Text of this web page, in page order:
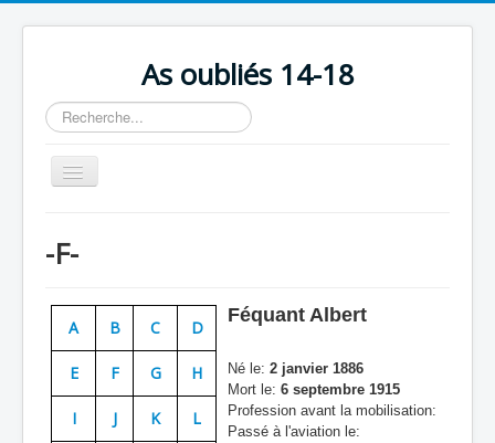
As oubliés 14-18
Rechercher
Basculer
la
Chronologie
Escadrilles
Organisation
Avions
Personnels
-F-
A B C D
E F G H
I J K L
Féquant Albert
Né le: 2 janvier 1886
Mort le: 6 septembre 1915
Profession avant la mobilisation:
Passé à l'aviation le: